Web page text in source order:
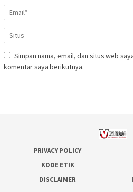
Simpan nama, email, dan situs web
komentar saya berikutnya.
PRIVACY POLICY
KODE ETIK
DISCLAIMER